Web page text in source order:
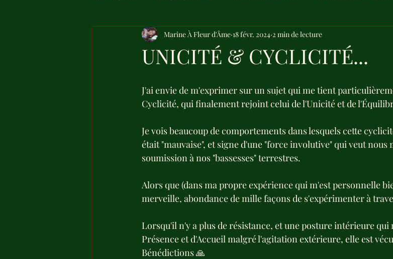
UNICITÉ & CYCLICITÉ...
Marine À Fleur d'Âme 18 févr. 2024 2 min de lecture
J'ai envie de m'exprimer sur un sujet qui me tient
Cyclicité, qui finalement rejoint celui de l'Unicité et de
Je vois beaucoup de comportements dans lesquels cette
était "mauvaise", et signe d'une "force involutive" qui veut
soumission à nos "bassesses" terrestres.
Alors que (dans ma propre expérience qui m'est personnelle
merveille, abondance de mille façons de s'expérimenter à
Lorsqu'il n'y a plus de résistance, et une posture intérieure qui
Présence et d'Accueil malgré l'agitation extérieure, elle est
Bénédictions 🙏